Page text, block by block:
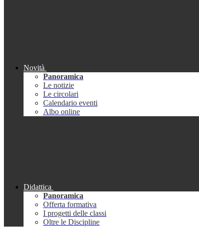
Novità
Panoramica
Le notizie
Le circolari
Calendario eventi
Albo online
Didattica
Panoramica
Offerta formativa
I progetti delle classi
Oltre le Discipline